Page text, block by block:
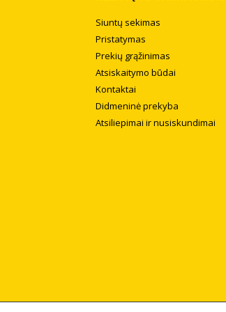
Siuntų sekimas
Pristatymas
Prekių grąžinimas
Atsiskaitymo būdai
Kontaktai
Didmeninė prekyba
Atsiliepimai ir nusiskundimai